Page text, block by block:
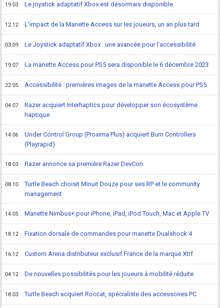
19.03 Le joystick adaptatif Xbox est désormais disponible
12.12 L'impact de la Manette Access sur les joueurs, un an plus tard
03.09 Le Joystick adaptatif Xbox : une avancée pour l'accessibilité
19.07 La manette Access pour PS5 sera disponible le 6 décembre 2023
22.05 Accessibilité : premières images de la manette Access pour PS5
04.07
Razer acquiert Interhaptics pour développer son écosystème
haptique
14.06
Under Control Group (Proxima Plus) acquiert Burn Controllers
(Playrapid)
18.03 Razer annonce sa première Razer DevCon
08.10
Turtle Beach choisit Minuit Douze pour ses RP et le community
management
14.05 Manette Nimbus+ pour iPhone, iPad, iPod Touch, Mac et Apple TV
18.12 Fixation dorsale de commandes pour manette Dualshock 4
16.12 Custom Arena distributeur exclusif France de la marque Xtrf
04.12 De nouvelles possibilités pour les joueurs à mobilité réduite
18.03 Turtle Beach acquiert Roccat, spécialiste des accessoires PC